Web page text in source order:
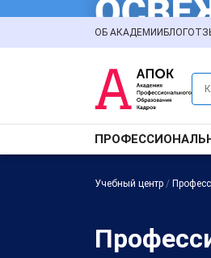
ОБ АКАДЕМИИ БЛОГ
Учебный центр /